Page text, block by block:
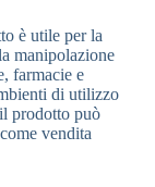
è utile per la
manipolazione
farmacie e
di utilizzo
prodotto può
vendita